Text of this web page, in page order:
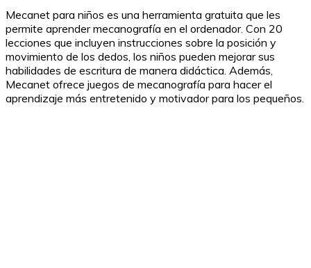
Mecanet para niños es una herramienta gratuita que les
permite aprender mecanografía en el ordenador. Con 20
lecciones que incluyen instrucciones sobre la posición y
movimiento de los dedos, los niños pueden mejorar sus
habilidades de escritura de manera didáctica. Además,
Mecanet ofrece juegos de mecanografía para hacer el
aprendizaje más entretenido y motivador para los pequeños.